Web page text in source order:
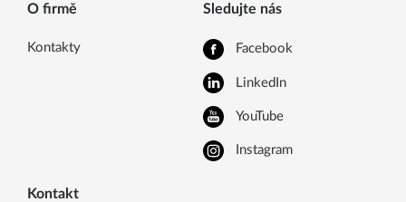
O firmě
Kontakty
Sledujte nás
Facebook
LinkedIn
YouTube
Instagram
Kontakt